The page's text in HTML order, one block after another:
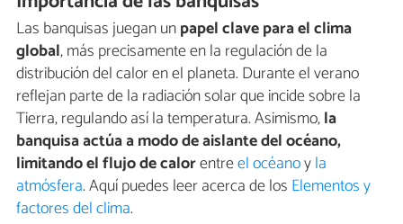
Las banquisas juegan unpapel clave para el clima
global, más precisamente en la regulación de la
distribución del calor en el planeta. Durante el verano
reflejan parte de la radiación solar que incide sobre la
Tierra, regulando así la temperatura. Asimismo,la
banquisa actúa a modo de aislante del océano,
limitando el flujo de calorentreel océanoyla
atmósfera. Aquí puedes leer acerca de los Elementos y
factores del clima.